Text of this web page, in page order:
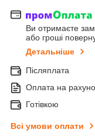
Ви отримаєте
або гроші
Детальніше
Післяплата
Оплата на
Готівкою
Всі умови оплати